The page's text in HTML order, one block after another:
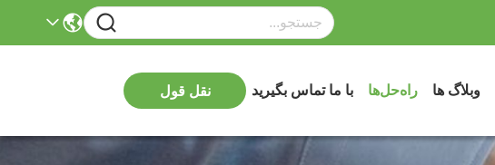
وبلاگ ها راه‌حل‌ها با ما تماس بگیرید نقل قول